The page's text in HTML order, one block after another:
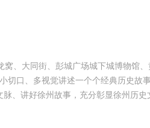
、大同街、彭城广场城下城博物馆、
切口、多视觉讲述一个个经典历史故
、讲好徐州故事，充分彰显徐州历史